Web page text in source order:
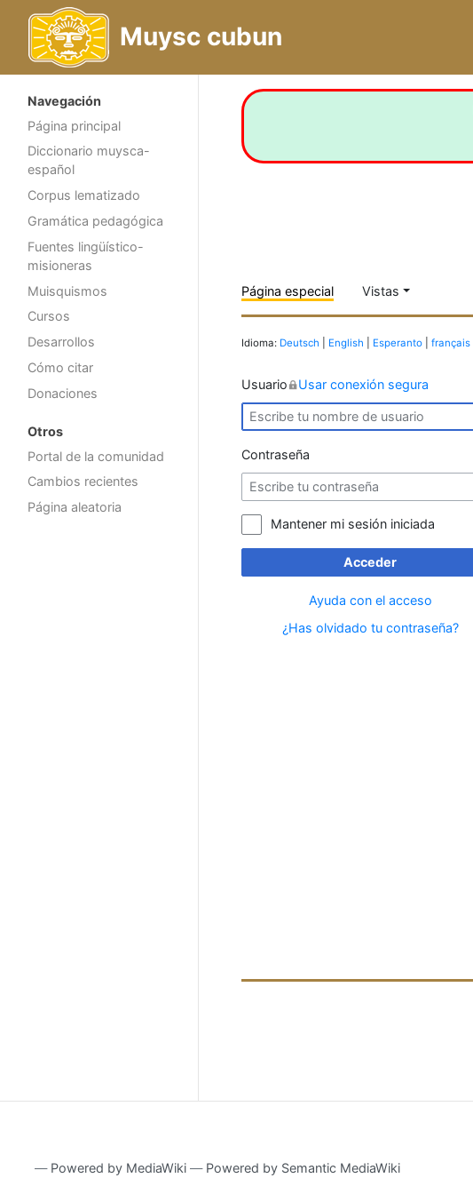
Muysc cubun
Navegación
Página principal
Diccionario muysca-
español
Corpus lematizado
Gramática pedagógica
Fuentes lingüístico-
misioneras
Muisquismos
Cursos
Desarrollos
Cómo citar
Donaciones
Otros
Portal de la comunidad
Cambios recientes
Página aleatoria
Página especial Vistas
Idioma: Deutsch English Esperanto français
Usuario Usar conexión segura
Contraseña
Mantener mi sesión iniciada
Acceder
Ayuda con el acceso
¿Has olvidado tu contraseña?
― Powered by MediaWiki ― Powered by Semantic MediaWiki